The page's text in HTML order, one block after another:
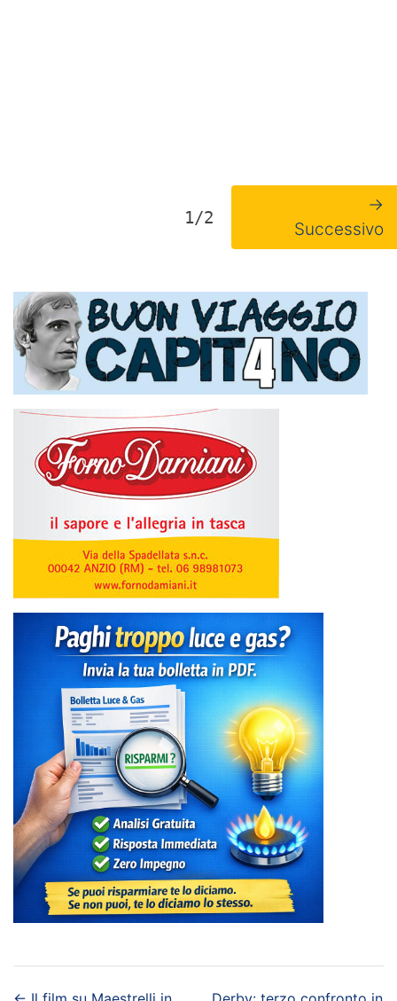
1/2
→
Successivo